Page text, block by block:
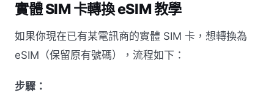
實體 SIM 卡轉換 eSIM 教學
如果你現在已有某電訊商的實體 SIM 卡，想轉換為
eSIM（保留原有號碼），流程如下：
步驟：